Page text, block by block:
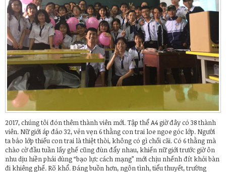
2017, chúng tôi đón thêm thành viên mới. Tập thể A4 giờ đây có 38 thành
viên. Nữ giới áp đảo 32, vẻn vẹn 6 thằng con trai loe ngoe góc lớp. Người
ta bảo lớp thiếu con trai là thiệt thòi, không có gì chối cãi. Có 6 thằng mà
chào cờ đầu tuần lấy ghế cũng đùn đẩy nhau, khiến nữ giới trước giờ ôn
nhu dịu hiền phải dùng “bạo lực cách mạng” mới chịu nhếnh đít khỏi bàn
đi khiêng ghế. Rõ khổ. Đáng buồn hơn, ngôn tình, tiểu thuyết, trường